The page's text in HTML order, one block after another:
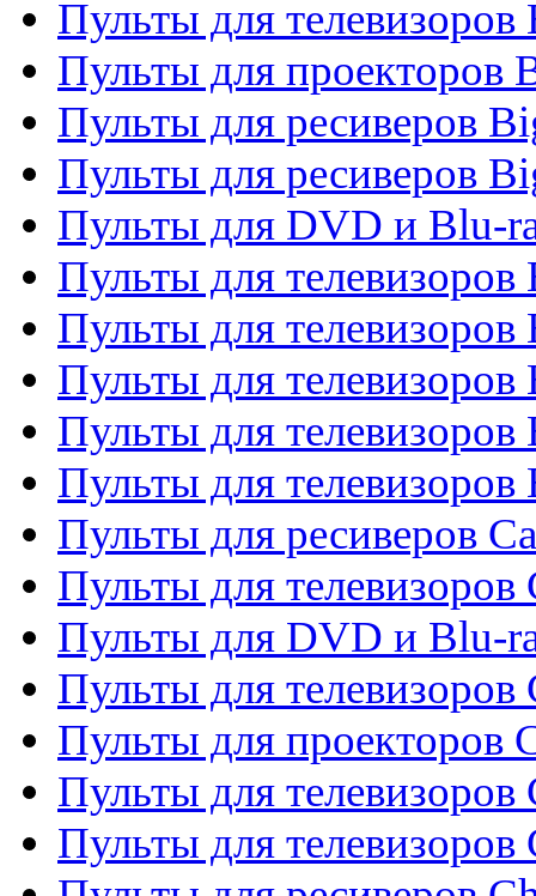
Пульты для телевизоров
Пульты для проекторов
Пульты для ресиверов
Пульты для ресиверов
Пульты для DVD и Blu-
Пульты для телевизоров
Пульты для телевизоров
Пульты для телевизоров
Пульты для телевизоров
Пульты для телевизоров
Пульты для ресиверов
Пульты для телевизоров
Пульты для DVD и Blu-
Пульты для телевизоров
Пульты для проекторов
Пульты для телевизоров
Пульты для телевизоров